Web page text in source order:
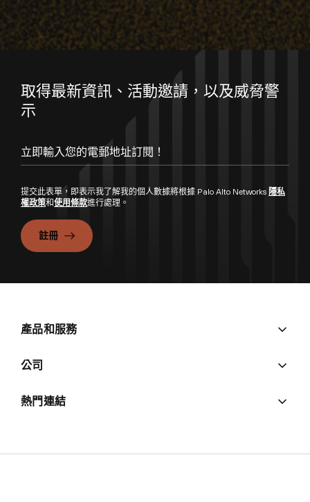
取得最新資訊、活動邀請，以及威脅警
示
提交此表單，即表示我了解我的個人數據將根據 Palo Alto Networks 隱私
權政策和使用條款進行處理。
註冊
產品和服務
公司
熱門連結